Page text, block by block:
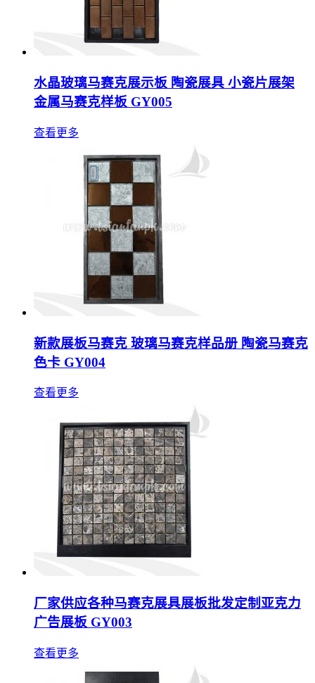
水晶玻璃马赛克展示板 陶瓷展具 小瓷片展架
金属马赛克样板 GY005
查看更多
新款展板马赛克 玻璃马赛克样品册 陶瓷马赛克
色卡 GY004
查看更多
厂家供应各种马赛克展具展板批发定制亚克力
广告展板 GY003
查看更多